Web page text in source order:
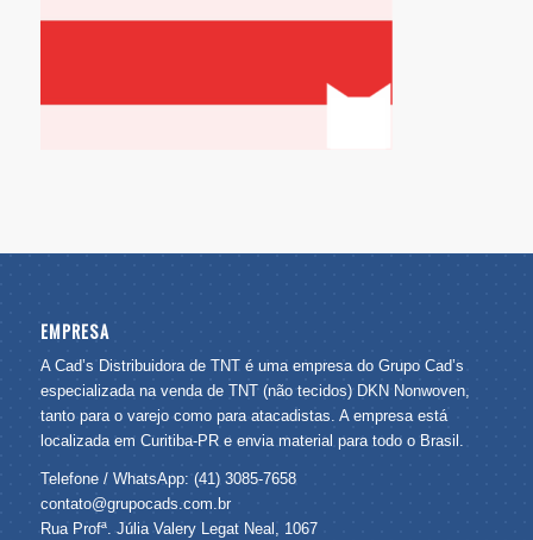
EMPRESA
A Cad’s Distribuidora de TNT é uma empresa do Grupo Cad’s
especializada na venda de TNT (não tecidos) DKN Nonwoven,
tanto para o varejo como para atacadistas. A empresa está
localizada em Curitiba-PR e envia material para todo o Brasil.
Telefone / WhatsApp: (41) 3085-7658
contato@grupocads.com.br
Rua Profª. Júlia Valery Legat Neal, 1067